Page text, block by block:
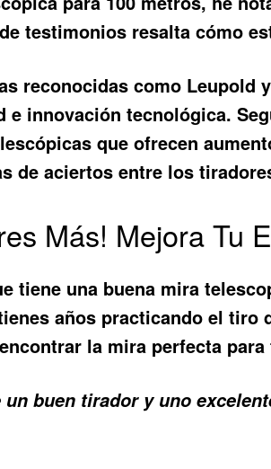
testimonios resalta cómo
reconocidas como
innovación tecnológica.
que ofrecen
de aciertos entre los
Más! Mejora Tu
tiene una buena mira
años practicando el
la mira perfecta para
buen tirador y uno